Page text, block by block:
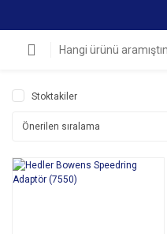
Stoktakiler